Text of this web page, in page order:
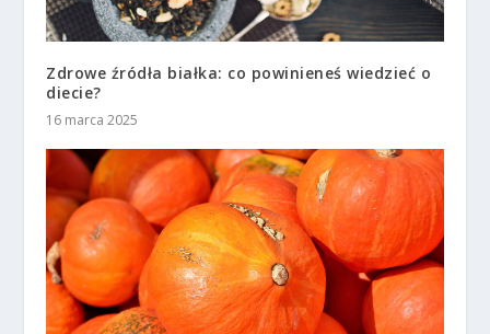
Zdrowe źródła białka: co powinieneś wiedzieć o
diecie?
16 marca 2025